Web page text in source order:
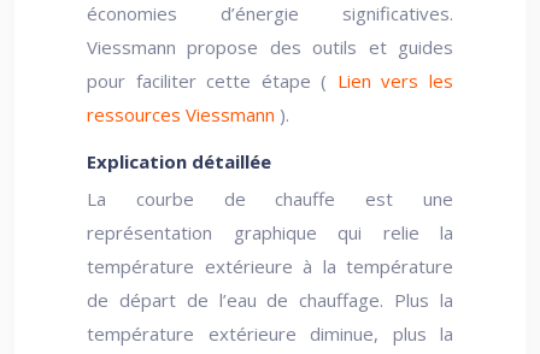
économies d’énergie significatives.
Viessmann propose des outils et guides
pour faciliter cette étape ( Lien vers les
ressources Viessmann ).
Explication détaillée
La courbe de chauffe est une
représentation graphique qui relie la
température extérieure à la température
de départ de l’eau de chauffage. Plus la
température extérieure diminue, plus la